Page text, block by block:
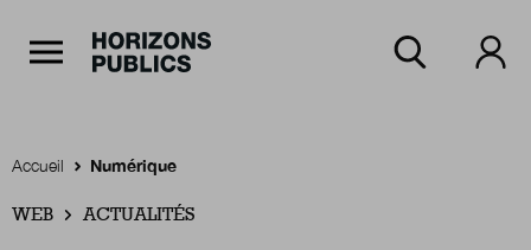
Accueil
Accueil Numérique
WEB ACTUALITÉS